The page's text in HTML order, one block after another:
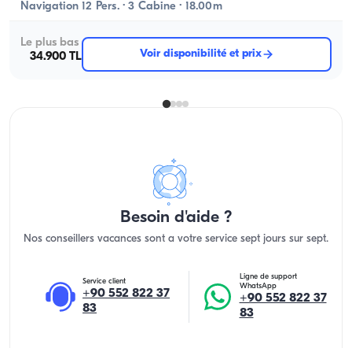
Navigation 12 Pers. · 3 Cabine · 18.00m
Le plus bas
34.900 TL
Voir disponibilité et prix
Besoin d'aide ?
Nos conseillers vacances sont a votre service sept jours sur sept.
Service client
+90 552 822 37
83
Ligne de support
WhatsApp
+90 552 822 37
83